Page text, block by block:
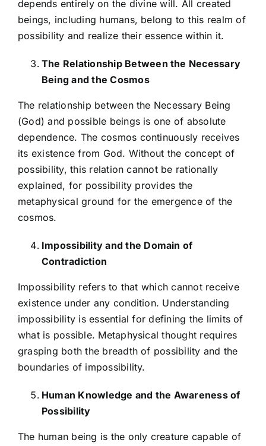
depends entirely on the divine will. All created
beings, including humans, belong to this realm of
possibility and realize their essence within it.
The Relationship Between the Necessary
Being and the Cosmos
The relationship between the Necessary Being
(God) and possible beings is one of absolute
dependence. The cosmos continuously receives
its existence from God. Without the concept of
possibility, this relation cannot be rationally
explained, for possibility provides the
metaphysical ground for the emergence of the
cosmos.
Impossibility and the Domain of
Contradiction
Impossibility refers to that which cannot receive
existence under any condition. Understanding
impossibility is essential for defining the limits of
what is possible. Metaphysical thought requires
grasping both the breadth of possibility and the
boundaries of impossibility.
Human Knowledge and the Awareness of
Possibility
The human being is the only creature capable of